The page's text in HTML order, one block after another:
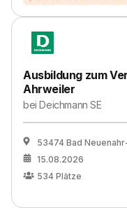
Ausbildung zum
Ahrweiler
beiDeichmann SE
53474 Bad
15.08.2026
534 Plätze